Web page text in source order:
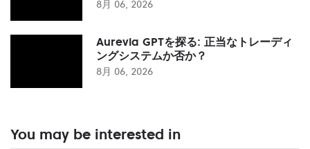
8月 06, 2026
Aurevia GPTを探る: 正当なトレーディ
ングシステムか否か？
8月 06, 2026
You may be interested in